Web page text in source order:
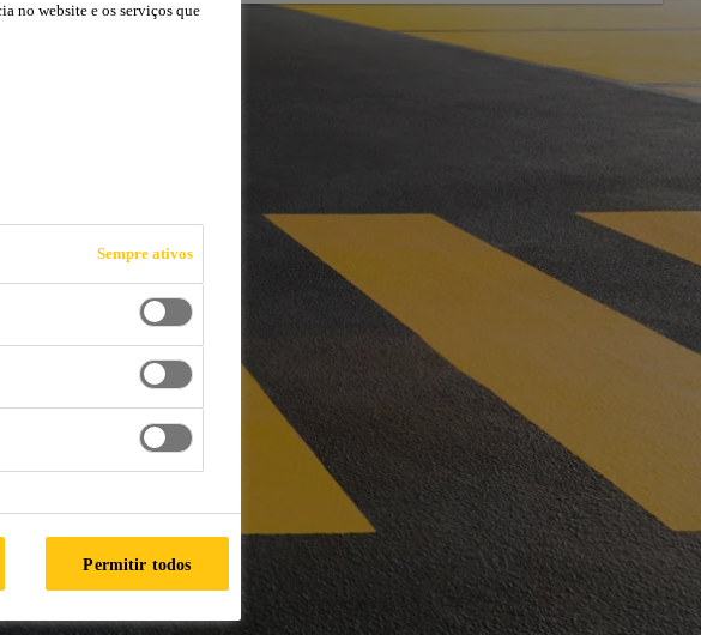
no website e os serviços que
Sempre ativos
Permitir todos